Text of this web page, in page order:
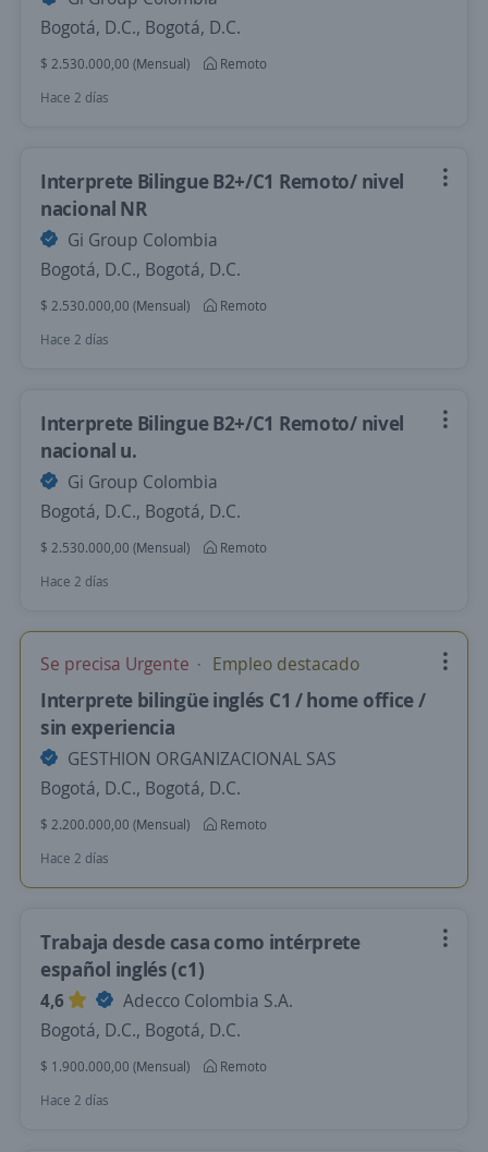
Bogotá, D.C., Bogotá, D.C.
$ 2.530.000,00 (Mensual)
Remoto
Hace 2 días
Interprete Bilingue B2+/C1 Remoto/ nivel
nacional NR
Gi Group Colombia
Bogotá, D.C., Bogotá, D.C.
$ 2.530.000,00 (Mensual)
Remoto
Hace 2 días
Interprete Bilingue B2+/C1 Remoto/ nivel
nacional u.
Gi Group Colombia
Bogotá, D.C., Bogotá, D.C.
$ 2.530.000,00 (Mensual)
Remoto
Hace 2 días
Se precisa Urgente Empleo destacado
Interprete bilingüe inglés C1 / home office /
sin experiencia
GESTHION ORGANIZACIONAL SAS
Bogotá, D.C., Bogotá, D.C.
$ 2.200.000,00 (Mensual)
Remoto
Hace 2 días
Trabaja desde casa como intérprete
español inglés (c1)
4,6
Adecco Colombia S.A.
Bogotá, D.C., Bogotá, D.C.
$ 1.900.000,00 (Mensual)
Remoto
Hace 2 días